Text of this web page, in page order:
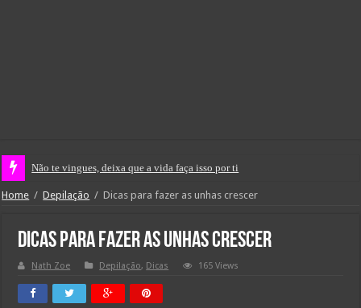
Não te vingues, deixa que a vida faça isso por ti
Home / Depilação / Dicas para fazer as unhas crescer
Dicas para fazer as unhas crescer
Nath Zoe Depilação, Dicas 165 Views